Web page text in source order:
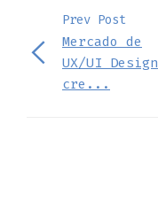
Prev Post
Mercado de
UX/UI Design
cre...